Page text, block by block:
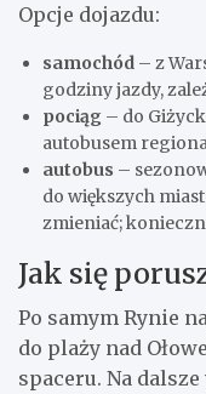
Opcje dojazdu:
samochód – z
godziny jazdy,
pociąg – do
autobusem
autobus –
do większych
zmieniać;
Jak się
Po samym Rynie
do plaży nad
spaceru. Na